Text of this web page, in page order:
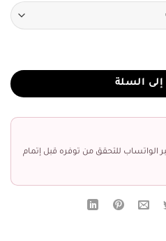
السلة
الواتساب للتحقق من توفره قبل إتمام